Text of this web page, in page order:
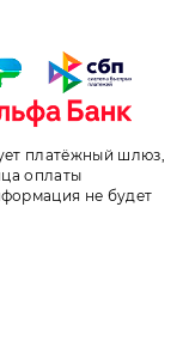
платёжный шлюз,
оплаты
не будет